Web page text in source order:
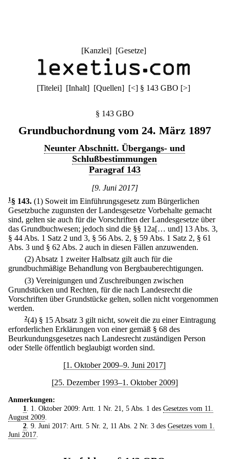
[Kanzlei] [Gesetze]
[Titelei] [Inhalt] [Quellen] [<] § 143 GBO [>]
§ 143 GBO
Grundbuchordnung vom 24. März 1897
Neunter Abschnitt. Übergangs- und
Schlußbestimmungen
Paragraf 143
[9. Juni 2017]
1 § 143. (1) Soweit im Einführungsgesetz zum Bürgerlichen
Gesetzbuche zugunsten der Landesgesetze Vorbehalte gemacht
sind, gelten sie auch für die Vorschriften der Landesgesetze über
das Grundbuchwesen; jedoch sind die §§ 12a[… und] 13 Abs. 3,
§ 44 Abs. 1 Satz 2 und 3, § 56 Abs. 2, § 59 Abs. 1 Satz 2, § 61
Abs. 3 und § 62 Abs. 2 auch in diesen Fällen anzuwenden.
(2) Absatz 1 zweiter Halbsatz gilt auch für die
grundbuchmäßige Behandlung von Bergbauberechtigungen.
(3) Vereinigungen und Zuschreibungen zwischen
Grundstücken und Rechten, für die nach Landesrecht die
Vorschriften über Grundstücke gelten, sollen nicht vorgenommen
werden.
2(4) § 15 Absatz 3 gilt nicht, soweit die zu einer Eintragung
erforderlichen Erklärungen von einer gemäß § 68 des
Beurkundungsgesetzes nach Landesrecht zuständigen Person
oder Stelle öffentlich beglaubigt worden sind.
[1. Oktober 2009–9. Juni 2017]
[25. Dezember 1993–1. Oktober 2009]
Anmerkungen:
1
. 1. Oktober 2009: Artt. 1 Nr. 21, 5 Abs. 1 des Gesetzes vom 11.
August 2009
2. 9. Juni 2017: Artt. 5 Nr. 2, 11 Abs. 2 Nr. 3 des Gesetzes vom 1.
Juni 2017